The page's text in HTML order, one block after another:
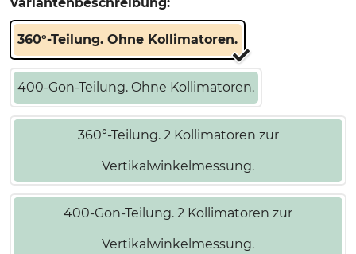
360°-Teilung. Ohne Kollimatoren.
400-Gon-Teilung. Ohne Kollimatoren.
360°-Teilung. 2 Kollimatoren zur
Vertikalwinkelmessung.
400-Gon-Teilung. 2 Kollimatoren zur
Vertikalwinkelmessung.